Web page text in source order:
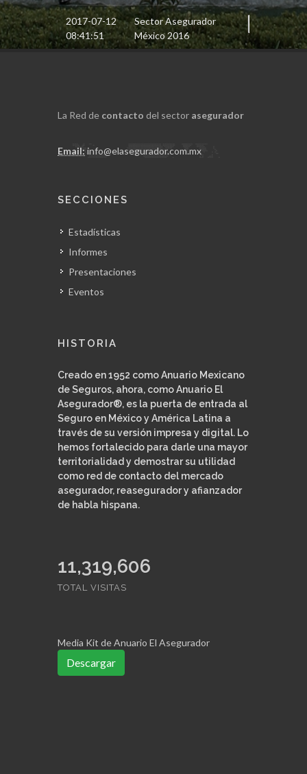
2017-07-12
08:41:51
Sector Asegurador
México 2016
La Red de contacto del sector asegurador
Email: info@elasegurador.com.mx
SECCIONES
Estadísticas
Informes
Presentaciones
Eventos
HISTORIA
Creado en 1952 como Anuario Mexicano
de Seguros, ahora, como Anuario El
Asegurador®, es la puerta de entrada al
Seguro en México y América Latina a
través de su versión impresa y digital. Lo
hemos fortalecido para darle una mayor
territorialidad y demostrar su utilidad
como red de contacto del mercado
asegurador, reasegurador y afianzador
de habla hispana.
11,319,606
TOTAL VISITAS
Media Kit de Anuario El Asegurador
Descargar